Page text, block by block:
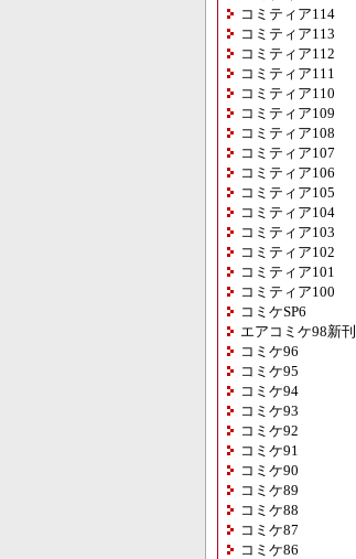
コミティア114
コミティア113
コミティア112
コミティア111
コミティア110
コミティア109
コミティア108
コミティア107
コミティア106
コミティア105
コミティア104
コミティア103
コミティア102
コミティア101
コミティア100
コミケSP6
エアコミケ98新刊
コミケ96
コミケ95
コミケ94
コミケ93
コミケ92
コミケ91
コミケ90
コミケ89
コミケ88
コミケ87
コミケ86